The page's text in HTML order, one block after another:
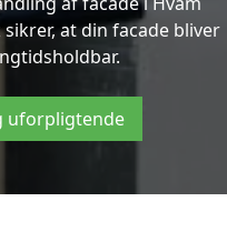
at din facade bliver
uforpligtende